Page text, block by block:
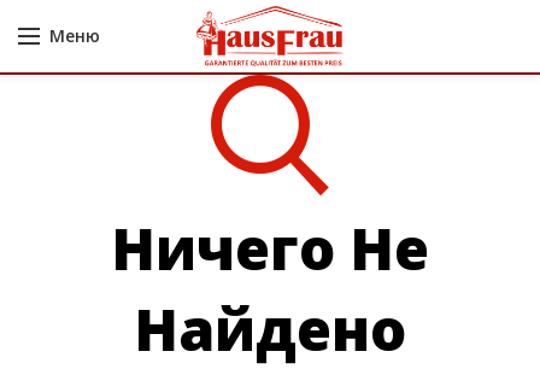
Меню
Ничего Не
Найдено